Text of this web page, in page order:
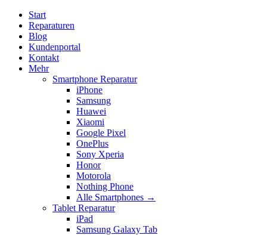
Start
Reparaturen
Blog
Kundenportal
Kontakt
Mehr
Smartphone Reparatur
iPhone
Samsung
Huawei
Xiaomi
Google Pixel
OnePlus
Sony Xperia
Honor
Motorola
Nothing Phone
Alle Smartphones →
Tablet Reparatur
iPad
Samsung Galaxy Tab